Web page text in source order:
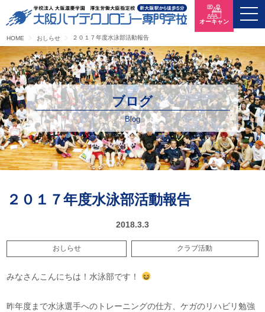
HOME おしらせ ２０１７年度水泳部活動報告
オーキャン
ブログ
Blog
２０１７年度水泳部活動報告
2018.3.3
おしらせ クラブ活動
みなさんこんにちは！水泳部です！
昨年度まで水泳選手へのトレーニングの仕方、ケガのリハビリ勉強